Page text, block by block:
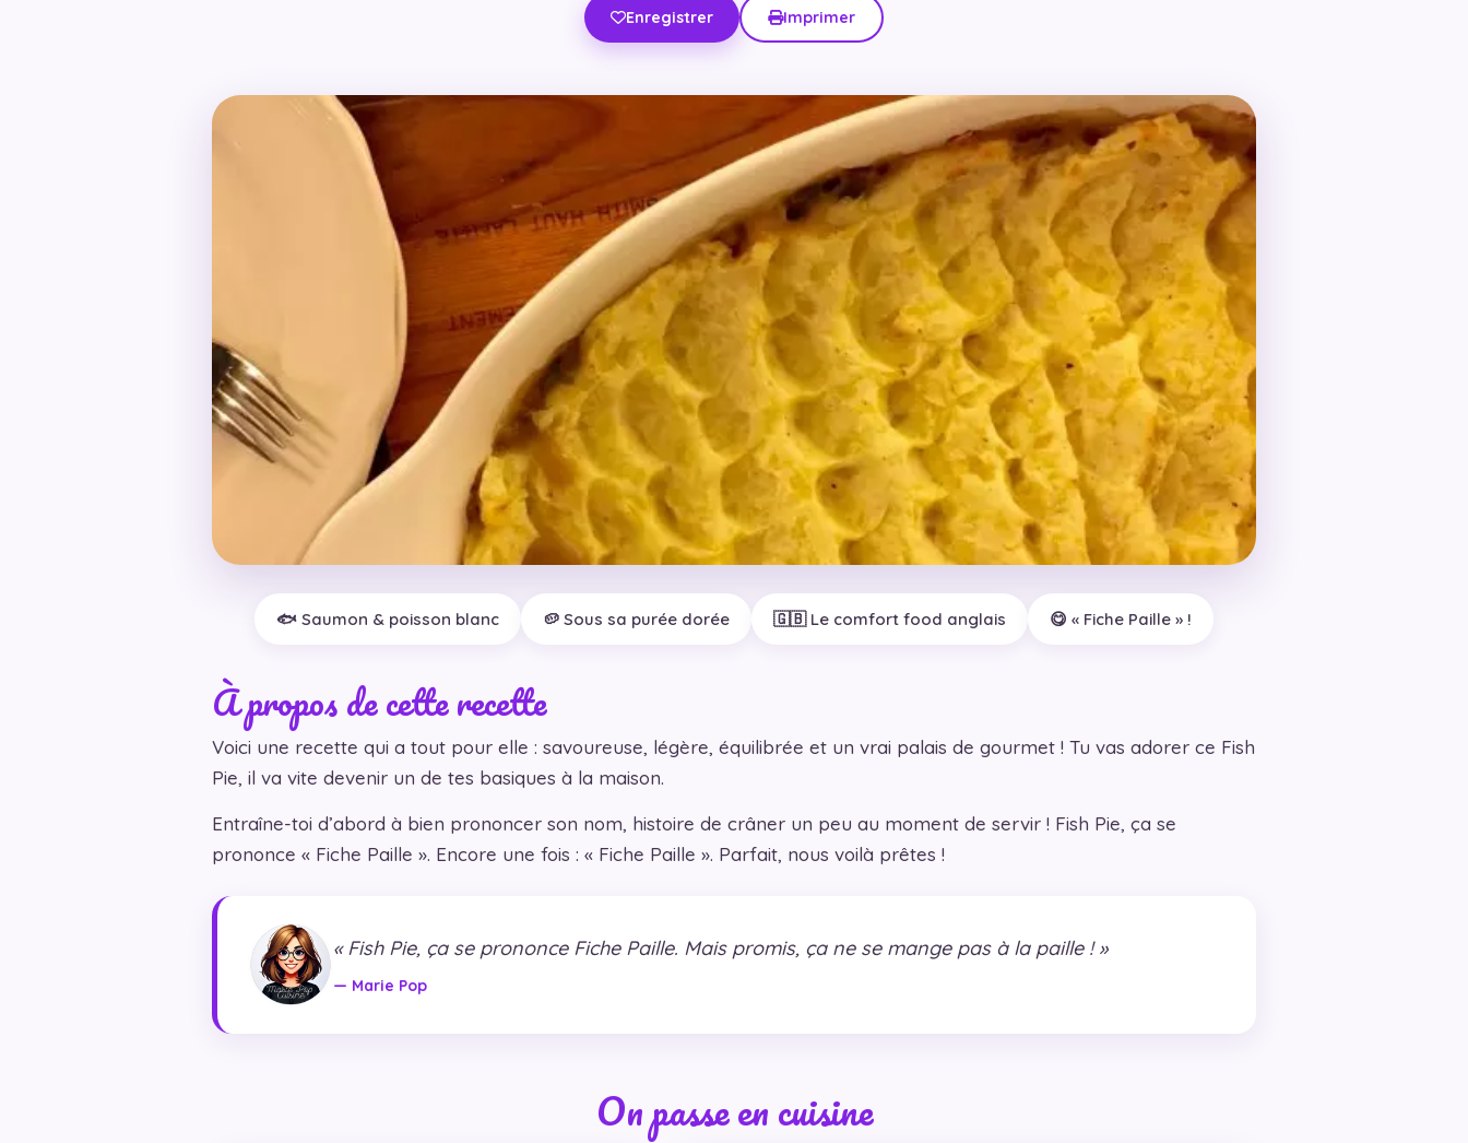
Enregistrer Imprimer
🐟 Saumon & poisson blanc 🥔 Sous sa purée dorée 🇬🇧 Le comfort food anglais 😋 « Fiche Paille » !
À propos de cette recette
Voici une recette qui a tout pour elle : savoureuse, légère, équilibrée et un vrai palais de gourmet ! Tu vas adorer ce Fish
Pie, il va vite devenir un de tes basiques à la maison.
Entraîne-toi d’abord à bien prononcer son nom, histoire de crâner un peu au moment de servir ! Fish Pie, ça se
prononce « Fiche Paille ». Encore une fois : « Fiche Paille ». Parfait, nous voilà prêtes !
« Fish Pie, ça se prononce Fiche Paille. Mais promis, ça ne se mange pas à la paille ! »
— Marie Pop
On passe en cuisine